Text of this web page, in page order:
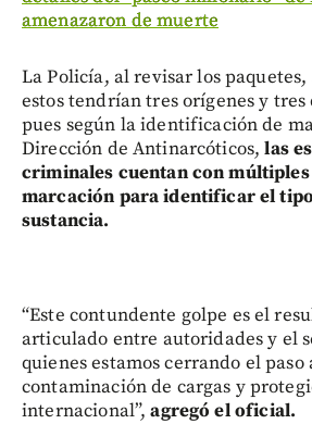
amenazaron de muerte
La Policía, al revisar los paquetes,
estos tendrían tres orígenes y
pues según la identificación de
Dirección de Antinarcóticos,las
criminales cuentan con
marcación para identificar el
sustancia.
“Este contundente golpe es el
articulado entre autoridades y el
quienes estamos cerrando el paso
contaminación de cargas y
internacional”,agregó el oficial.